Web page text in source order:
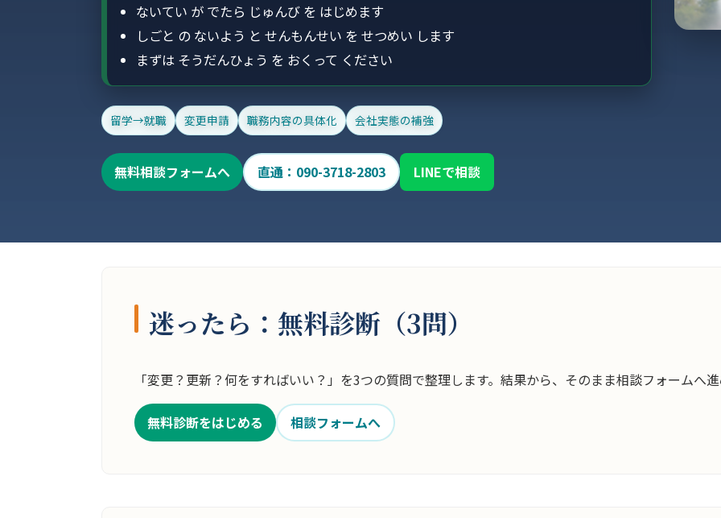
ないてい が でたら じゅんび を はじめます
しごと の ないよう と せんもんせい を せつめい します
まずは そうだんひょう を おくって ください
留学→就職 変更申請 職務内容の具体化 会社実態の補強
無料相談フォームへ 直通：090-3718-2803 LINEで相談
迷ったら：無料診断（3問）
「変更？更新？何をすればいい？」を3つの質問で整理します。結果から、そのまま相談フォームへ
無料診断をはじめる 相談フォームへ